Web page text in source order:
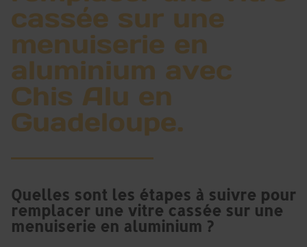
cassée sur une
menuiserie en
aluminium avec
Chis Alu en
Guadeloupe.
Quelles sont les étapes à suivre pour
remplacer une vitre cassée sur une
menuiserie en aluminium ?